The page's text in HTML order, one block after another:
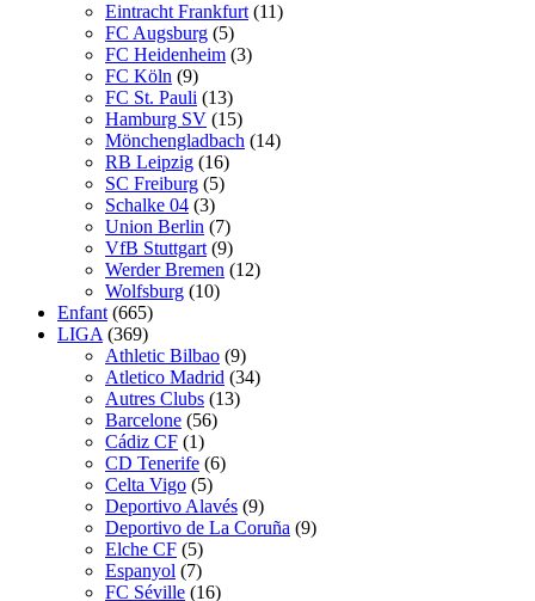
Eintracht Frankfurt (11)
FC Augsburg (5)
FC Heidenheim (3)
FC Köln (9)
FC St. Pauli (13)
Hamburg SV (15)
Mönchengladbach (14)
RB Leipzig (16)
SC Freiburg (5)
Schalke 04 (3)
Union Berlin (7)
VfB Stuttgart (9)
Werder Bremen (12)
Wolfsburg (10)
Enfant (665)
LIGA (369)
Athletic Bilbao (9)
Atletico Madrid (34)
Autres Clubs (13)
Barcelone (56)
Cádiz CF (1)
CD Tenerife (6)
Celta Vigo (5)
Deportivo Alavés (9)
Deportivo de La Coruña (9)
Elche CF (5)
Espanyol (7)
FC Séville (16)